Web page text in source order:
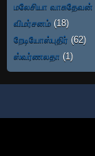
மலேசியா வாசுதேவன்
விமர்சனம் (18)
றேடியோஸ்புதிர் (62)
ஸ்வர்ணலதா (1)